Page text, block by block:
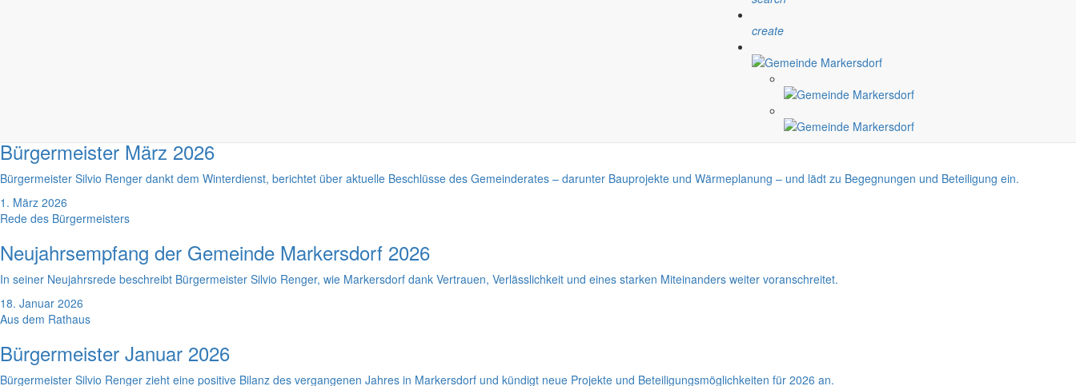
create
Bürgermeister Silvio Renger informiert über den gelungenen Flegeldruschwettbewerb, Beschlüsse des Gemeinderats zur Regionalplanung und lädt zu verschiedenen Bürgerterminen im April ein.
Bürgermeister März 2026
Bürgermeister Silvio Renger dankt dem Winterdienst, berichtet über aktuelle Beschlüsse des Gemeinderates – darunter Bauprojekte und Wärmeplanung – und lädt zu Begegnungen und Beteiligung ein.
1. März 2026
Rede des Bürgermeisters
Neujahrsempfang der Gemeinde Markersdorf 2026
In seiner Neujahrsrede beschreibt Bürgermeister Silvio Renger, wie Markersdorf dank Vertrauen, Verlässlichkeit und eines starken Miteinanders weiter voranschreitet.
18. Januar 2026
Aus dem Rathaus
Bürgermeister Januar 2026
Bürgermeister Silvio Renger zieht eine positive Bilanz des vergangenen Jahres in Markersdorf und kündigt neue Projekte und Beteiligungsmöglichkeiten für 2026 an.